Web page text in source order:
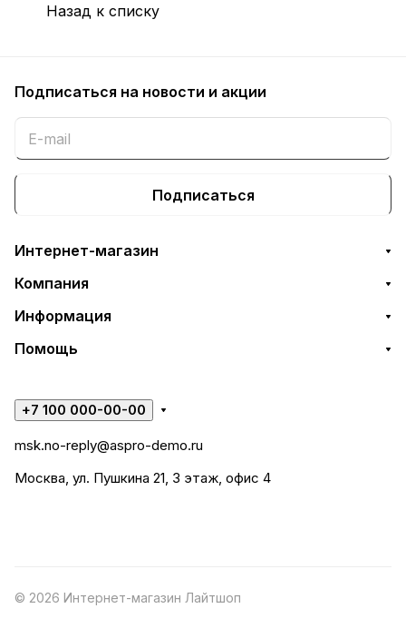
Назад к списку
Подписаться на новости и акции
Подписаться
Интернет-магазин
Компания
Информация
Помощь
+7 100 000-00-00
msk.no-reply@aspro-demo.ru
Москва, ул. Пушкина 21, 3 этаж, офис 4
© 2026 Интернет-магазин Лайтшоп